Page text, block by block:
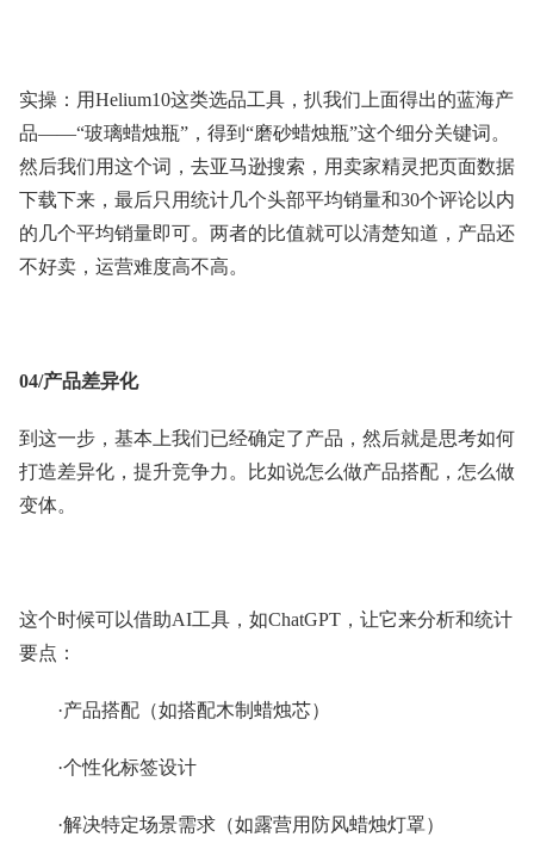
实操：用Helium10这类选品工具，扒我们上面得出的蓝海产
品——“玻璃蜡烛瓶”，得到“磨砂蜡烛瓶”这个细分关键词。
然后我们用这个词，去亚马逊搜索，用卖家精灵把页面数据
下载下来，最后只用统计几个头部平均销量和30个评论以内
的几个平均销量即可。两者的比值就可以清楚知道，产品还
不好卖，运营难度高不高。
04/产品差异化
到这一步，基本上我们已经确定了产品，然后就是思考如何
打造差异化，提升竞争力。比如说怎么做产品搭配，怎么做
变体。
这个时候可以借助AI工具，如ChatGPT，让它来分析和统计
要点：
·产品搭配（如搭配木制蜡烛芯）
·个性化标签设计
·解决特定场景需求（如露营用防风蜡烛灯罩）